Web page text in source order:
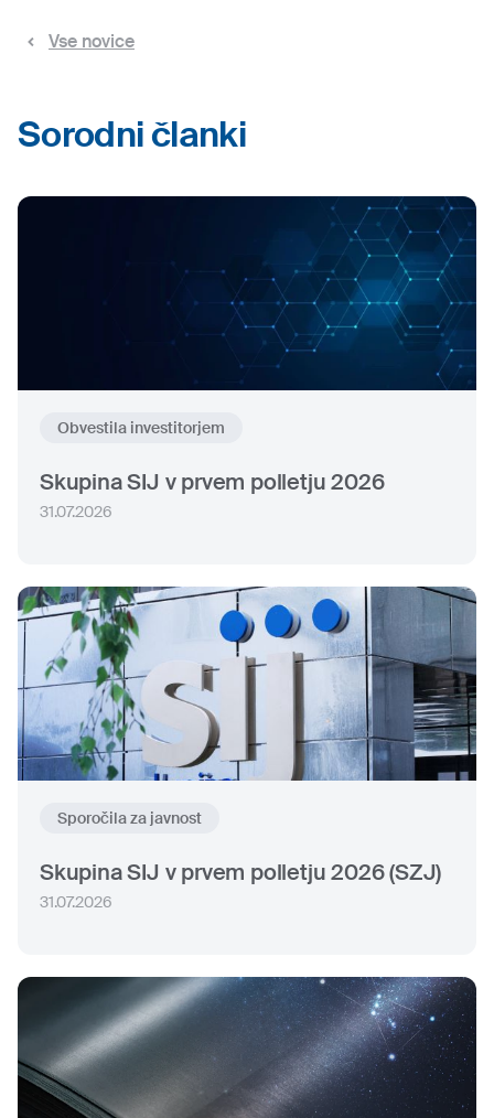
Vse novice
Sorodni članki
Obvestila investitorjem
Skupina SIJ v prvem polletju 2026
31.07.2026
Sporočila za javnost
Skupina SIJ v prvem polletju 2026 (SZJ)
31.07.2026